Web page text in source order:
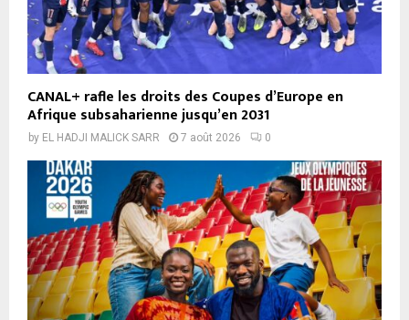
CANAL+ rafle les droits des Coupes d’Europe en
Afrique subsaharienne jusqu’en 2031
by EL HADJI MALICK SARR 7 août 2026 0